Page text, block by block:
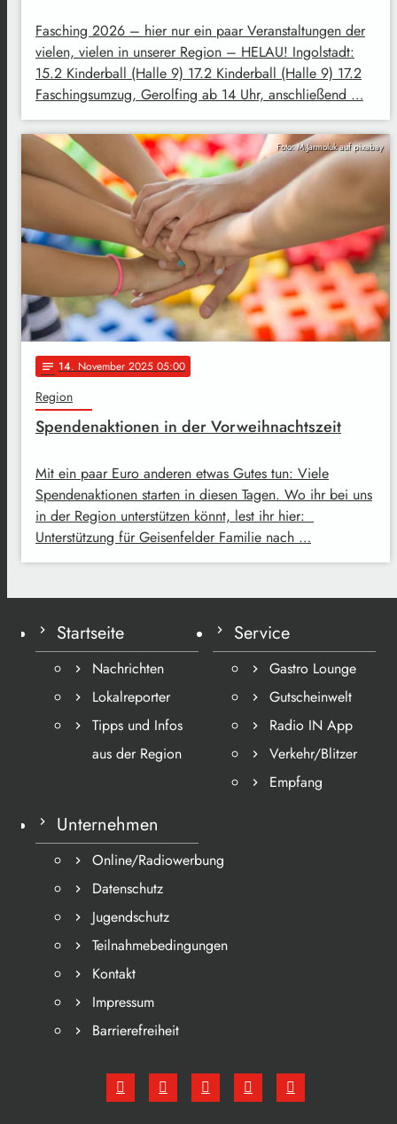
Fasching 2026 – hier nur ein paar Veranstaltungen der
vielen, vielen in unserer Region – HELAU! Ingolstadt:
15.2 Kinderball (Halle 9) 17.2 Kinderball (Halle 9) 17.2
Faschingsumzug, Gerolfing ab 14 Uhr, anschließend …
Foto: M.Jarmoluk auf pixabay
notes 14. November 2025 05:00
Region
Spendenaktionen in der Vorweihnachtszeit
Mit ein paar Euro anderen etwas Gutes tun: Viele
Spendenaktionen starten in diesen Tagen. Wo ihr bei uns
in der Region unterstützen könnt, lest ihr hier:
Unterstützung für Geisenfelder Familie nach …
Startseite
Nachrichten
Lokalreporter
Tipps und Infos
aus der Region
Service
Gastro Lounge
Gutscheinwelt
Radio IN App
Verkehr/Blitzer
Empfang
Unternehmen
Online/Radiowerbung
Datenschutz
Jugendschutz
Teilnahmebedingungen
Kontakt
Impressum
Barrierefreiheit